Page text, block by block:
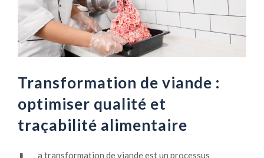
Transformation de viande :
optimiser qualité et
traçabilité alimentaire
a transformation de viande est un processus